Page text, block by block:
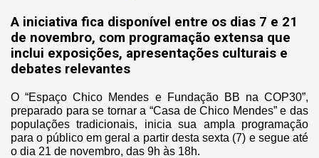
A iniciativa fica disponível entre os dias 7 e 21
de novembro, com programação extensa que
inclui exposições, apresentações culturais e
debates relevantes
O “Espaço Chico Mendes e Fundação BB na COP30”,
preparado para se tornar a “Casa de Chico Mendes” e das
populações tradicionais, inicia sua ampla programação
para o público em geral a partir desta sexta (7) e segue até
o dia 21 de novembro, das 9h às 18h.